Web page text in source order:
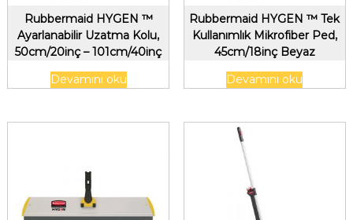
Rubbermaid HYGEN ™
Ayarlanabilir Uzatma Kolu,
50cm/20inç – 101cm/40inç
Sarı
Devamını oku
Rubbermaid HYGEN ™ Tek
Kullanımlık Mikrofiber Ped,
45cm/18inç Beyaz
Devamını oku